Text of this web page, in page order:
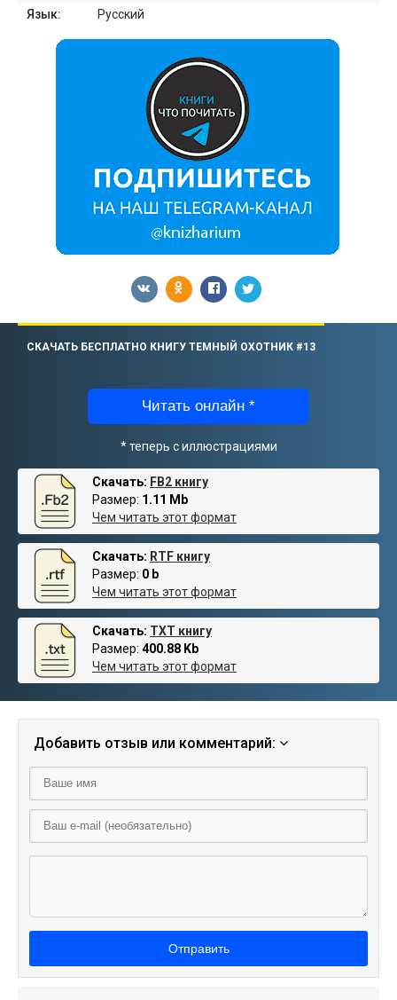
Язык:
Русский
СКАЧАТЬ БЕСПЛАТНО КНИГУ ТЕМНЫЙ ОХОТНИК #13
Читать онлайн *
* теперь с иллюстрациями
Скачать: FB2 книгу
Размер: 1.11 Mb
Чем читать этот формат
Скачать: RTF книгу
Размер: 0 b
Чем читать этот формат
Скачать: TXT книгу
Размер: 400.88 Kb
Чем читать этот формат
Добавить отзыв или комментарий:
Отправить